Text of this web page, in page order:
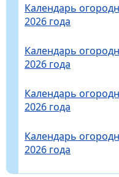
Календарь
2026 года
Календарь
2026 года
Календарь
2026 года
Календарь
2026 года